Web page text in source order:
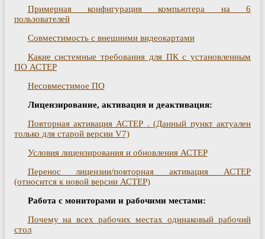
Примерная конфигурация компьютера на 6
пользователей
Совместимость с внешними видеокартами
Какие системные требования для ПК с установленным
ПО АСТЕР
Несовместимое ПО
Лицензирование, активация и деактивация:
Повторная активация АСТЕР . (Данный пункт актуален
только для старой версии V7)
Условия лицензирования и обновления АСТЕР
Перенос лицензии/повторная активация АСТЕР
(относится к новой версии АСТЕР)
Работа с мониторами и рабочими местами:
Почему на всех рабочих местах одинаковый рабочий
стол